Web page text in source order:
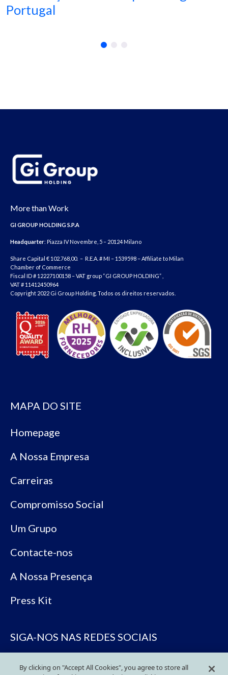
Portugal
More than Work
GI GROUP HOLDING S.P.A
Headquarter: Piazza IV Novembre, 5 – 20124 Milano
Share Capital € 102.768,00. – R.E.A. # MI – 1539598 – Affiliate to Milan
Chamber of Commerce
Fiscal ID # 12227100158 – VAT group “GI GROUP HOLDING” ,
VAT # 11412450964
Copyright 2022 Gi Group Holding. Todos os direitos reservados.
MAPA DO SITE
Homepage
A Nossa Empresa
Carreiras
Compromisso Social
Um Grupo
Contacte-nos
A Nossa Presença
Press Kit
SIGA-NOS NAS REDES SOCIAIS
By clicking on "Accept All Cookies", you agree to store all